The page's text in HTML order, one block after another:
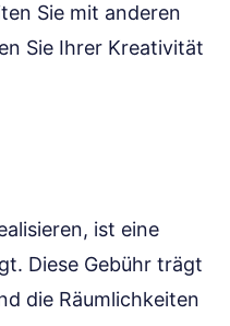
Sie mit anderen
Sie Ihrer Kreativität
ist eine
Diese Gebühr trägt
die Räumlichkeiten